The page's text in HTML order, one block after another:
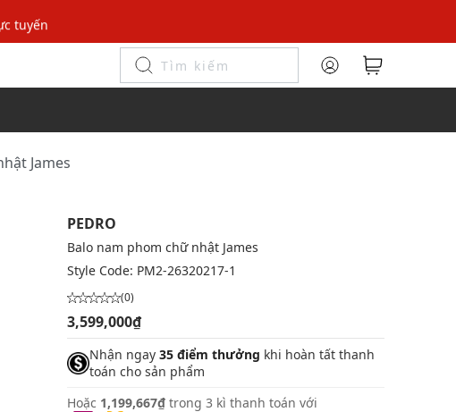
tuyến
mới!
tuyến
James
PEDRO
Balo nam phom chữ nhật James
Style Code: PM2-26320217-1
(0)
3,599,000₫
Nhận ngay 35 điểm thưởng khi hoàn tất thanh
toán cho sản phẩm
Hoặc 1,199,667₫ trong 3 kì thanh toán với